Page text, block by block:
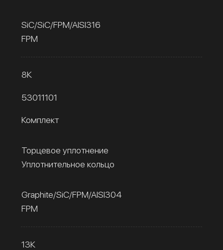
SiC/SiC/FPM/AISI316
FPM
8К
53011101
Комплект
Торцевое уплотнение
Уплотнительное кольцо
Graphite/SiC/FPM/AISI304
FPM
13К